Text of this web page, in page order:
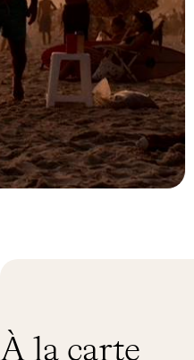
À la carte